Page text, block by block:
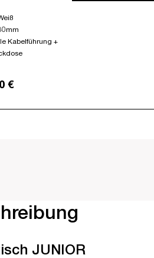
Kabelführung +
€
JUNIOR